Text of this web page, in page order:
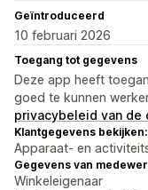
Geïntroduceerd
10 februari 2026
Toegang tot gegevens
Deze app heeft
goed te kunnen
privacybeleid van de
Klantgegevens bekijken:
Apparaat- en
Gegevens van
Winkeleigenaar